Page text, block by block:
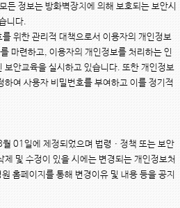
든 정보는 방화벽장치에 의해 보호되는 보안시
니다.
위한 관리적 대책으로서 이용자의 개인정보
마련하고, 이용자의 개인정보를 처리하는 인
보안교육을 실시하고 있습니다. 또한 개인정보
하여 사용자 비밀번호를 부여하고 이를 정기적
01일에 제정되었으며 법령ㆍ정책 또는 보안
및 수정이 있을 시에는 변경되는 개인정보처
홈페이지를 통해 변경이유 및 내용 등을 공지